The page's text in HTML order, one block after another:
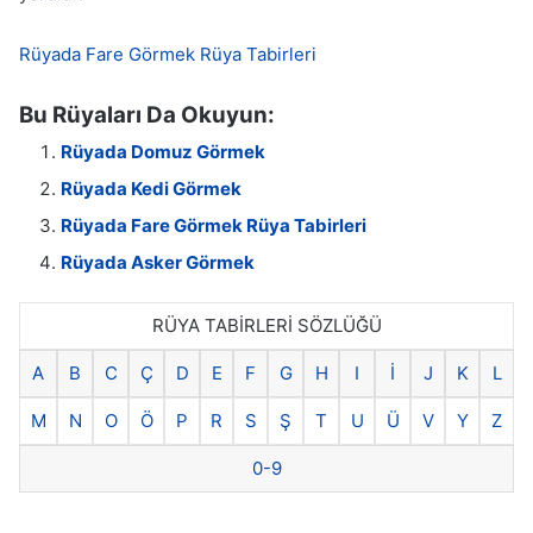
Rüyada Fare Görmek Rüya Tabirleri
Bu Rüyaları Da Okuyun:
Rüyada Domuz Görmek
Rüyada Kedi Görmek
Rüyada Fare Görmek Rüya Tabirleri
Rüyada Asker Görmek
RÜYA TABİRLERİ SÖZLÜĞÜ
A B C Ç D E F G H I İ J K L
M N O Ö P R S Ş T U Ü V Y Z
0-9